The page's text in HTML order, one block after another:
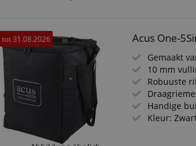
tot 31.08.2026 Acus One-
Gemaakt
10 mm
Robuuste
Handige
Kleur: